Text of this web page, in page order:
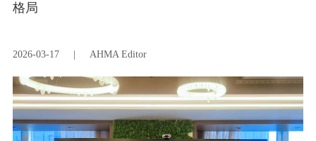
格局
2026-03-17 AHMA Editor